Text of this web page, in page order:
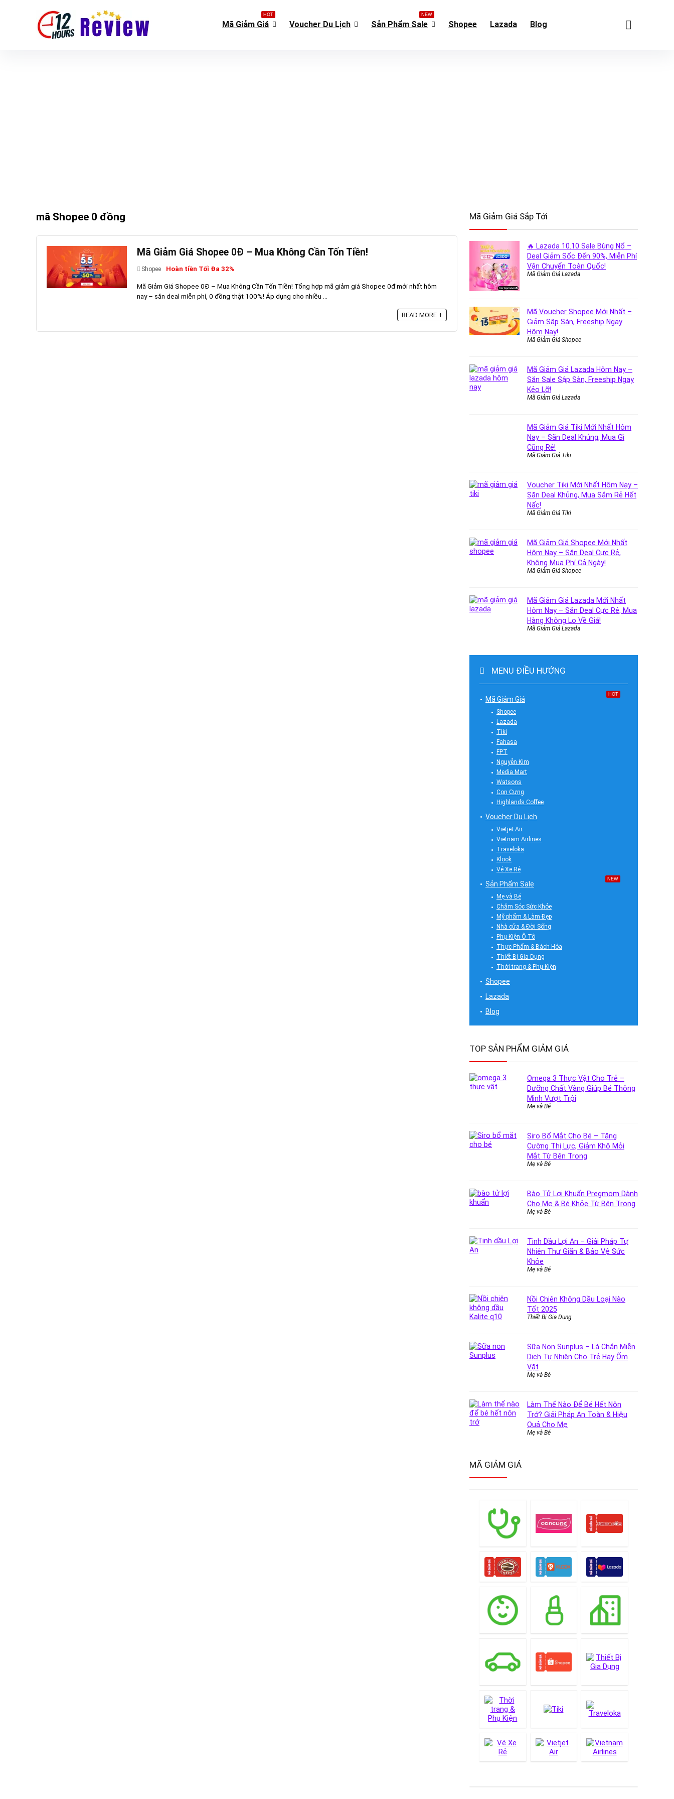
Mã Giảm Giá
HOT
Voucher Du Lịch Sản Phẩm Sale
NEW
Shopee Lazada Blog
mã Shopee 0 đồng
Mã Giảm Giá Shopee 0Đ – Mua Không Cần Tốn Tiền!
Shopee Hoàn tiền Tối Đa 32%
Mã Giảm Giá Shopee 0Đ – Mua Không Cần Tốn Tiền! Tổng hợp mã giảm giá Shopee 0đ mới nhất hôm
nay – săn deal miễn phí, 0 đồng thật 100%! Áp dụng cho nhiều ...
READ MORE +
Mã Giảm Giá Sắp Tới
🔥 Lazada 10.10 Sale Bùng Nổ –
Deal Giảm Sốc Đến 90%, Miễn Phí
Vận Chuyển Toàn Quốc!
Mã Giảm Giá Lazada
Mã Voucher Shopee Mới Nhất –
Giảm Sập Sàn, Freeship Ngay
Hôm Nay!
Mã Giảm Giá Shopee
Mã Giảm Giá Lazada Hôm Nay –
Săn Sale Sập Sàn, Freeship Ngay
Kẻo Lỡ!
Mã Giảm Giá Lazada
Mã Giảm Giá Tiki Mới Nhất Hôm
Nay – Săn Deal Khủng, Mua Gì
Cũng Rẻ!
Mã Giảm Giá Tiki
Voucher Tiki Mới Nhất Hôm Nay –
Săn Deal Khủng, Mua Sắm Rẻ Hết
Nấc!
Mã Giảm Giá Tiki
Mã Giảm Giá Shopee Mới Nhất
Hôm Nay – Săn Deal Cực Rẻ,
Không Mua Phí Cả Ngày!
Mã Giảm Giá Shopee
Mã Giảm Giá Lazada Mới Nhất
Hôm Nay – Săn Deal Cực Rẻ, Mua
Hàng Không Lo Về Giá!
Mã Giảm Giá Lazada
MENU ĐIỀU HƯỚNG
Mã Giảm Giá
HOT
Shopee
Lazada
Tiki
Fahasa
FPT
Nguyễn Kim
Media Mart
Watsons
Con Cưng
Highlands Coffee
Voucher Du Lịch
Vietjet Air
Vietnam Airlines
Traveloka
Klook
Vé Xe Rẻ
Sản Phẩm Sale
NEW
Mẹ và Bé
Chăm Sóc Sức Khỏe
Mỹ phẩm & Làm Đẹp
Nhà cửa & Đời Sống
Phụ Kiện Ô Tô
Thực Phẩm & Bách Hóa
Thiết Bị Gia Dụng
Thời trang & Phụ Kiện
Shopee
Lazada
Blog
TOP SẢN PHẨM GIẢM GIÁ
Omega 3 Thực Vật Cho Trẻ –
Dưỡng Chất Vàng Giúp Bé Thông
Minh Vượt Trội
Mẹ và Bé
Siro Bổ Mắt Cho Bé – Tăng
Cường Thị Lực, Giảm Khô Mỏi
Mắt Từ Bên Trong
Mẹ và Bé
Bào Tử Lợi Khuẩn Pregmom Dành
Cho Mẹ & Bé Khỏe Từ Bên Trong
Mẹ và Bé
Tinh Dầu Lợi An – Giải Pháp Tự
Nhiên Thư Giãn & Bảo Vệ Sức
Khỏe
Mẹ và Bé
Nồi Chiên Không Dầu Loại Nào
Tốt 2025
Thiết Bị Gia Dụng
Sữa Non Sunplus – Lá Chắn Miễn
Dịch Tự Nhiên Cho Trẻ Hay Ốm
Vặt
Mẹ và Bé
Làm Thế Nào Để Bé Hết Nôn
Trớ? Giải Pháp An Toàn & Hiệu
Quả Cho Mẹ
Mẹ và Bé
MÃ GIẢM GIÁ